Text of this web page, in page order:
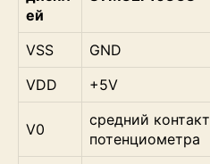
ей
VSS GND
VDD
+5V
V0
средний контакт
потенциометра